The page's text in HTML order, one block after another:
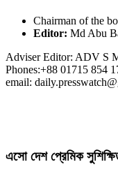
Chairman of the
Editor: Md Abu
Adviser Editor: ADV S
Phones:+88 01715 854
email:
এসো দেশ প্রেমিক